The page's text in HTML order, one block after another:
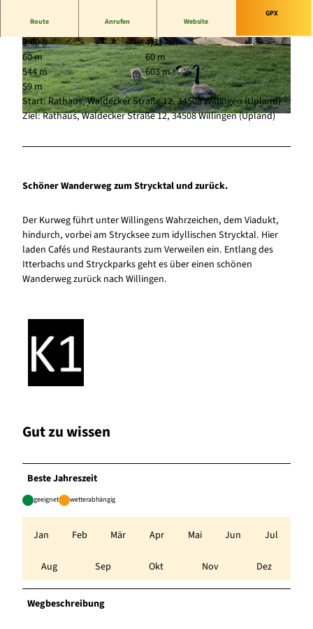
© Sophia Beyer, Tourist-Information Willingen |CC-BY-SA
© Tourist-Information Willingen |CC-BY-SA © Freizeitwelt Willingen, sabrinity |CC-BY-SA
Route Anrufen Website
GPX
2:00 h
4,31 km
60 m
60 m
544 m
603 m
59 m
Start: Rathaus, Waldecker Straße 12, 34508 Willingen (Upland)
Ziel: Rathaus, Waldecker Straße 12, 34508 Willingen (Upland)
Schöner Wanderweg zum Strycktal und zurück.
Der Kurweg führt unter Willingens Wahrzeichen, dem Viadukt,
hindurch, vorbei am Strycksee zum idyllischen Strycktal. Hier
laden Cafés und Restaurants zum Verweilen ein. Entlang des
Itterbachs und Stryckparks geht es über einen schönen
Wanderweg zurück nach Willingen.
Gut zu wissen
Beste Jahreszeit
geeignet wetterabhängig
Jan Feb Mär Apr Mai Jun Jul
Aug Sep Okt Nov Dez
Wegbeschreibung